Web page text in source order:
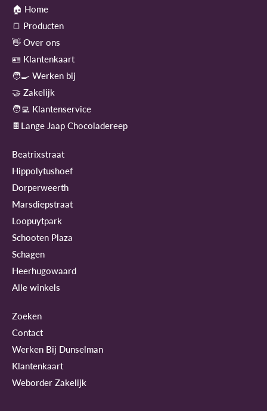
🏠 Home
🍞 Producten
👋 Over ons
🪪 Klantenkaart
🧑‍🍳 Werken bij
🤝 Zakelijk
🧑‍💻 Klantenservice
🍫Lange Jaap Chocoladereep
Beatrixstraat
Hippolytushoef
Dorperweerth
Marsdiepstraat
Loopuytpark
Schooten Plaza
Schagen
Heerhugowaard
Alle winkels
Zoeken
Contact
Werken Bij Dunselman
Klantenkaart
Weborder Zakelijk